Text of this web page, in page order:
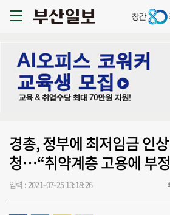
경총, 정부에 최저임금 인
청…“취약계층 고용에 부
입력 : 2021-07-25 13:18:26